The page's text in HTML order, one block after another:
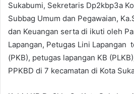
Sukabumi, Sekretaris Dp2kbp3a
Subbag Umum dan Pegawaian,
dan Keuangan serta di ikuti oleh
Lapangan, Petugas Lini Lapangan
(PKB), petugas lapangan KB
PPKBD di 7 kecamatan di Kota